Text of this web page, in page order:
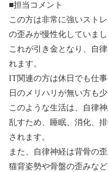
■担当コメント
この方は非常に強いスト
の歪みが慢性化していまし
これが引き金となり、自
れます。
IT関連の方は休日でも仕
日のメリハリが無い方も
このような生活は、自律
乱すため、睡眠、消化、
されます。
また、自律神経は背骨の
猫背姿勢や骨盤の歪みな